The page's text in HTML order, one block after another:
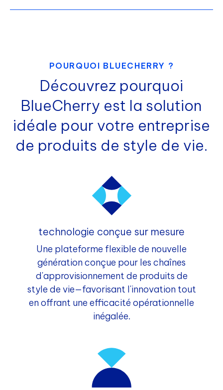
POURQUOI BLUECHERRY ?
Découvrez pourquoi
BlueCherry est la solution
idéale pour votre entreprise
de produits de style de vie.
technologie conçue sur mesure
Une plateforme flexible de nouvelle
génération conçue pour les chaînes
d'approvisionnement de produits de
style de vie—favorisant l'innovation tout
en offrant une efficacité opérationnelle
inégalée.